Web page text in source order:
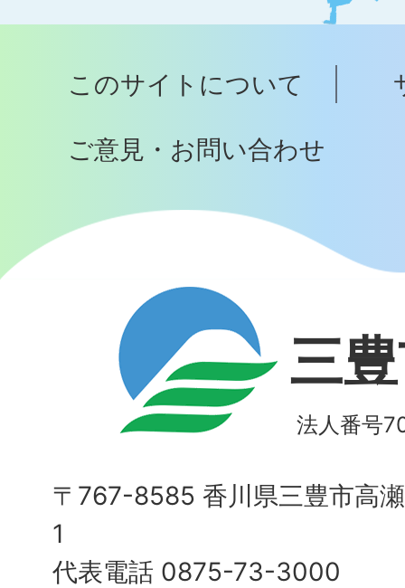
ッ
へ
このサイトについて
ご意見・お問い合わせ
三
法人番号
〒767-8585 香川県三豊市高
1
代表電話 0875-73-3000